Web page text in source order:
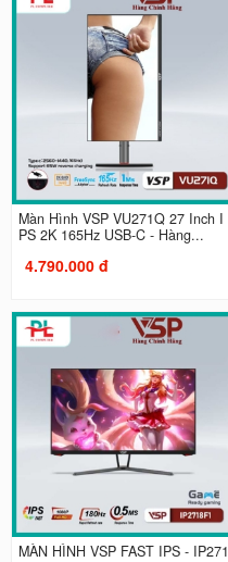
Màn Hình VSP VU271Q 27 Inch I
PS 2K 165Hz USB-C - Hàng...
4.790.000 đ
MÀN HÌNH VSP FAST IPS - IP271